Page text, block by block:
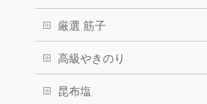
厳選 筋子
高級やきのり
昆布塩